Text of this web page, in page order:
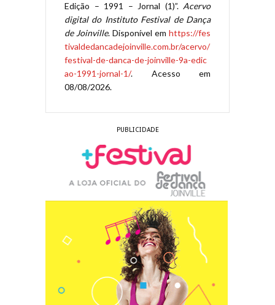
Edição – 1991 – Jornal (1)”. Acervo
digital do Instituto Festival de Dança
de Joinville. Disponível em https://fes
tivaldedancadejoinville.com.br/acervo/
festival-de-danca-de-joinville-9a-edic
ao-1991-jornal-1/. Acesso em
08/08/2026.
PUBLICIDADE